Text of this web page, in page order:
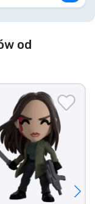
materiału
twoim
się przez
przez
Wicku,
wrzucony z
który porzucił.
ukochanego
naprawdę są
od